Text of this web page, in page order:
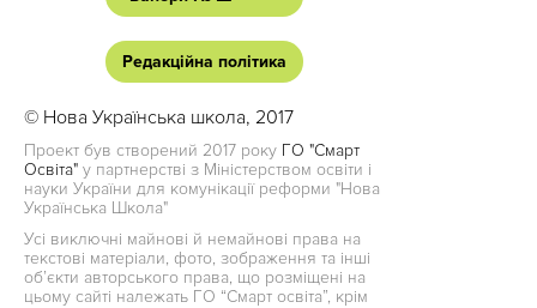
Редакційна політика
© Нова Українська школа, 2017
Проект був створений 2017 року ГО "Смарт
Освіта" у партнерстві з Міністерством освіти і
науки України для комунікації реформи "Нова
Українська Школа"
Усі виключні майнові й немайнові права на
текстові матеріали, фото, зображення та інші
об’єкти авторського права, що розміщені на
цьому сайті належать ГО “Смарт освіта”, крім